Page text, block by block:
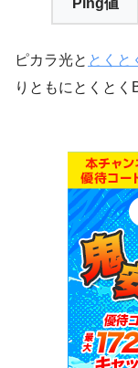
ピカラ光と とくと
りともにとくとく